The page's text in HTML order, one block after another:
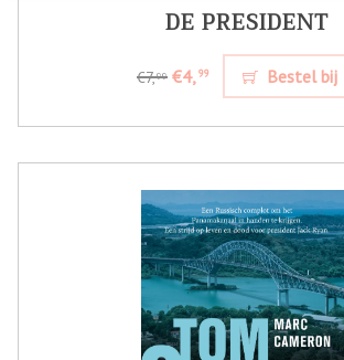
DE PRESIDENT
€7,99 €4,99 Bestel bij